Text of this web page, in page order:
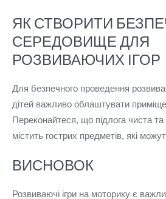
ЯК СТВОРИТИ
СЕРЕДОВИЩЕ ДЛЯ
РОЗВИВАЮЧИХ ІГОР
Для безпечного проведення
дітей важливо облаштувати
Переконайтеся, що підлога чиста
містить гострих предметів, які
ВИСНОВОК
Розвиваючі ігри на моторику є